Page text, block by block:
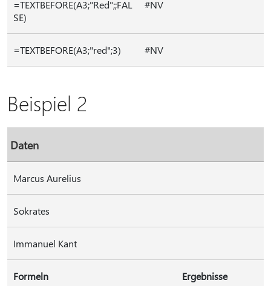
=TEXTBEFORE(A3;"Red";;FAL
SE)
#NV
=TEXTBEFORE(A3;"red";3) #NV
Beispiel 2
Daten
Marcus Aurelius
Sokrates
Immanuel Kant
Formeln Ergebnisse